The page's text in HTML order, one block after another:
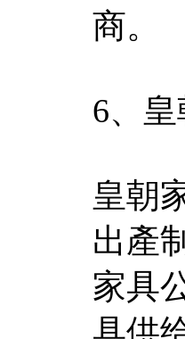
商。
6、皇
皇朝
出產
家具